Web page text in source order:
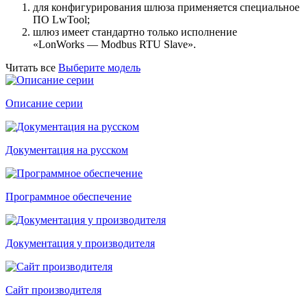
для конфигурирования шлюза применяется специальное
ПО LwTool;
шлюз имеет стандартно только исполнение
«LonWorks — Modbus RTU Slave».
Читать все Выберите модель
Описание серии
Документация на русском
Программное обеспечение
Документация у производителя
Сайт производителя